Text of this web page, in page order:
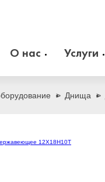
О нас Услуги
Днища